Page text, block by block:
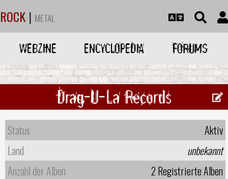
ROCK | METAL
WEBZINE ENCYCLOPEDIA FORUMS
Drag-U-La Records
Status
Aktiv
Land
unbekannt
Anzahl der Alben
2 Registrierte Alben